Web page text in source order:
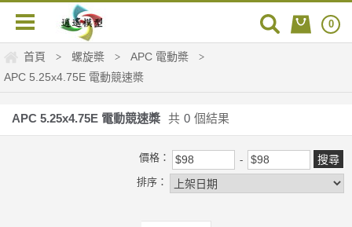
0
首頁 > 螺旋槳 > APC 電動槳 >
APC 5.25x4.75E 電動競速槳
APC 5.25x4.75E 電動競速槳 共 0 個結果
價格：
排序：